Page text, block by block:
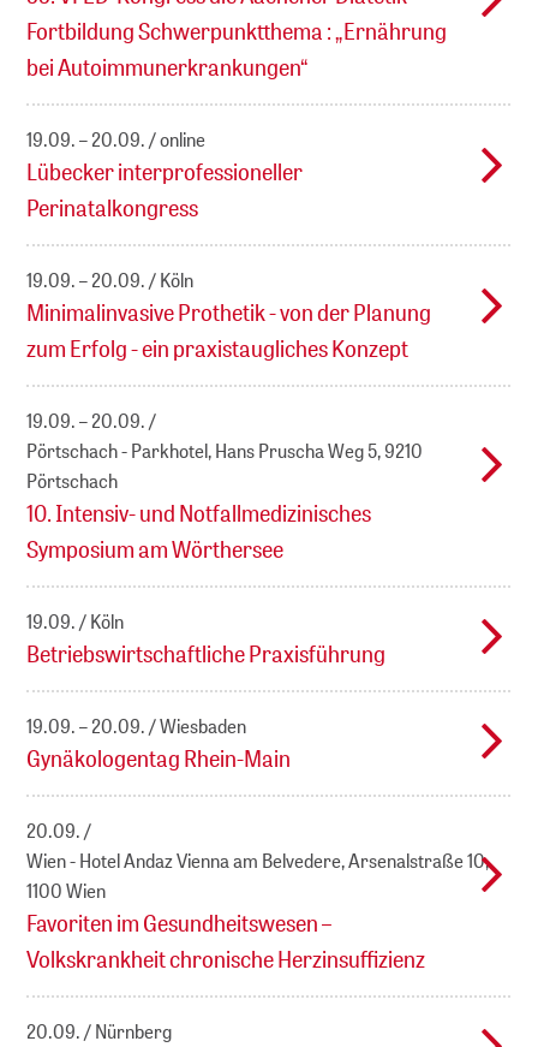
Fortbildung Schwerpunktthema : „Ernährung
bei Autoimmunerkrankungen“
19.09. – 20.09. online
Lübecker interprofessioneller
Perinatalkongress
19.09. – 20.09. Köln
Minimalinvasive Prothetik - von der Planung
zum Erfolg - ein praxistaugliches Konzept
19.09. – 20.09.
Pörtschach - Parkhotel, Hans Pruscha Weg 5, 9210
Pörtschach
10. Intensiv- und Notfallmedizinisches
Symposium am Wörthersee
19.09. Köln
Betriebswirtschaftliche Praxisführung
19.09. – 20.09. Wiesbaden
Gynäkologentag Rhein-Main
20.09.
Wien - Hotel Andaz Vienna am Belvedere, Arsenalstraße 10,
1100 Wien
Favoriten im Gesundheitswesen –
Volkskrankheit chronische Herzinsuffizienz
20.09. Nürnberg